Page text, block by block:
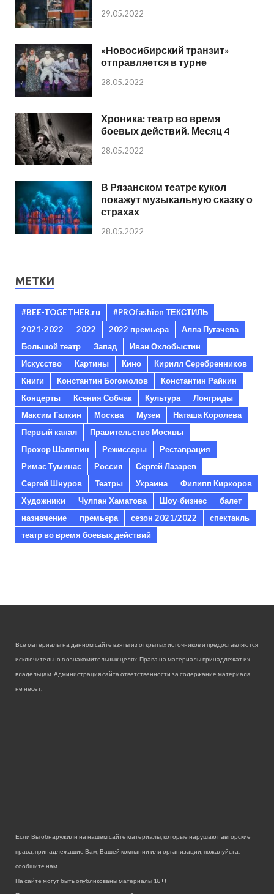
29.05.2022
«Новосибирский транзит»
отправляется в турне
28.05.2022
Хроника: театр во время
боевых действий. Месяц 4
28.05.2022
В Рязанском театре кукол
покажут музыкальную сказку о
страхах
28.05.2022
МЕТКИ
#BEE-TOGETHER.ru
#PROfashion ТЕКСТИЛЬ
2021-2022
2022 2022 премьера
Алла Пугачева
Большой театр
Запад
Иван Охлобыстин
Искусство
Картины Кино
Кирилл Серебренников
Книги
Константин Богомолов
Константин Райкин
Концерты
Ксения Собчак Культура
Лонгриды
Максим Галкин
Москва Музеи
Наташа Королева
Первый канал
Правительство Москвы
Прохор Шаляпин
Режиссеры
Реставрация
Римас Туминас
Россия
Сергей Лазарев
Сергей Шнуров
Театры Украина
Филипп Киркоров
Художники
Чулпан Хаматова Шоу-бизнес
балет
назначение
премьера сезон 2021/2022
спектакль
театр во время боевых действий
Все материалы на данном сайте взяты из открытых источников и предоставляются
исключительно в ознакомительных целях. Права на материалы принадлежат их
владельцам. Администрация сайта ответственности за содержание материала
не несет.
Если Вы обнаружили на нашем сайте материалы, которые нарушают авторские
права, принадлежащие Вам, Вашей компании или организации, пожалуйста,
сообщите нам.
На сайте могут быть опубликованы материалы 18+!